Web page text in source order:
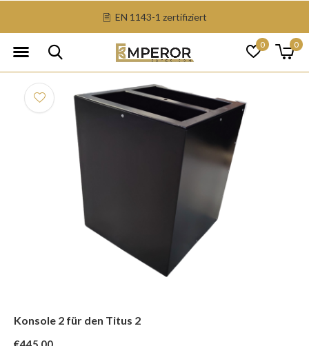
0 0
EN 1143-1 zertifiziert
Konsole 2 für den Titus 2